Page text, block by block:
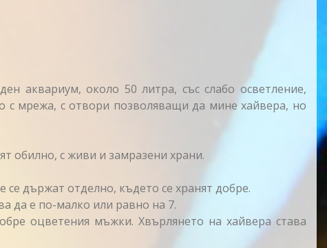
аквариум, около 50 литра, със слабо осветление,
с мрежа, с отвори позволяващи да мине хайвера, но
обилно, с живи и замразени храни.
държат отделно, където се хранят добре.
да е по-малко или равно на 7.
оцветения мъжки. Хвърлянето на хайвера става